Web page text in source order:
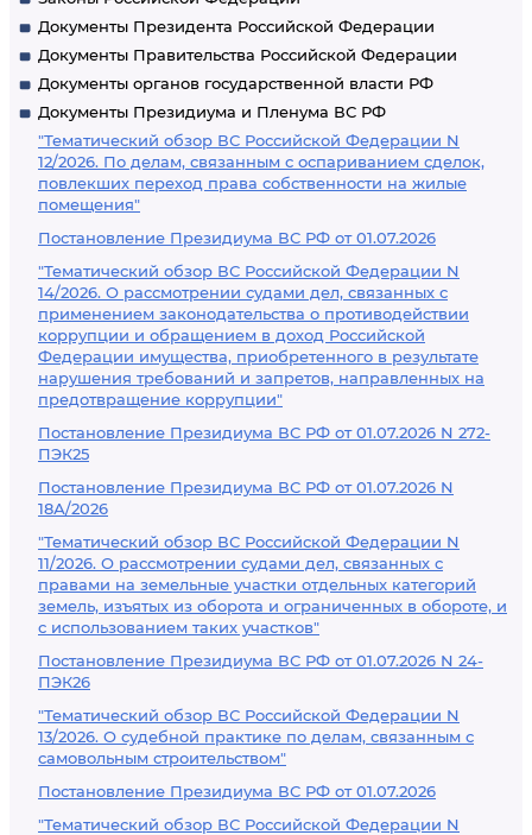
Документы Президента Российской Федерации
Документы Правительства Российской Федерации
Документы органов государственной власти РФ
Документы Президиума и Пленума ВС РФ
"Тематический обзор ВС Российской Федерации N
12/2026. По делам, связанным с оспариванием сделок,
повлекших переход права собственности на жилые
помещения"
Постановление Президиума ВС РФ от 01.07.2026
"Тематический обзор ВС Российской Федерации N
14/2026. О рассмотрении судами дел, связанных с
применением законодательства о противодействии
коррупции и обращением в доход Российской
Федерации имущества, приобретенного в результате
нарушения требований и запретов, направленных на
предотвращение коррупции"
Постановление Президиума ВС РФ от 01.07.2026 N 272-
ПЭК25
Постановление Президиума ВС РФ от 01.07.2026 N
18А/2026
"Тематический обзор ВС Российской Федерации N
11/2026. О рассмотрении судами дел, связанных с
правами на земельные участки отдельных категорий
земель, изъятых из оборота и ограниченных в обороте, и
с использованием таких участков"
Постановление Президиума ВС РФ от 01.07.2026 N 24-
ПЭК26
"Тематический обзор ВС Российской Федерации N
13/2026. О судебной практике по делам, связанным с
самовольным строительством"
Постановление Президиума ВС РФ от 01.07.2026
"Тематический обзор ВС Российской Федерации N